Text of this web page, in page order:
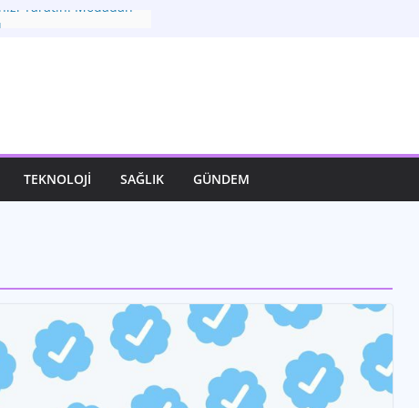
Yaratın: Modadan
Keşfet: Moda ve
Bağ
TEKNOLOJI SAĞLIK GÜNDEM